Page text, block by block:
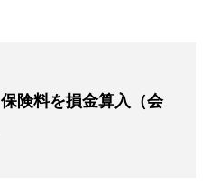
保険料を損金算入（会